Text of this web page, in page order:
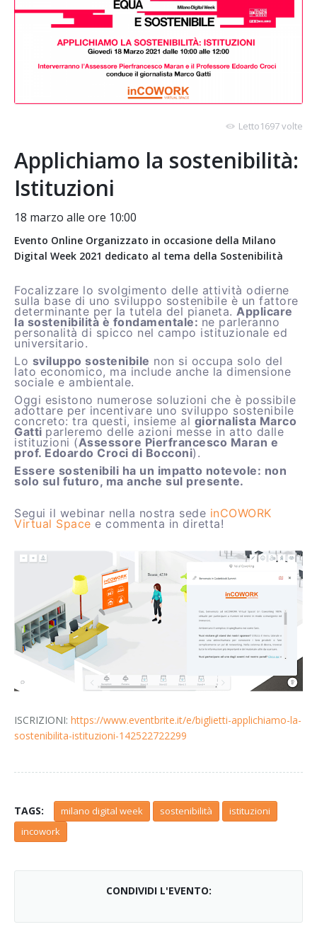
Letto1697 volte
Applichiamo la sostenibilità:
Istituzioni
18 marzo alle ore 10:00
Evento Online Organizzato in occasione della Milano
Digital Week 2021 dedicato al tema della Sostenibilità
Focalizzare lo svolgimento delle attività odierne
sulla base di uno sviluppo sostenibile è un fattore
determinante per la tutela del pianeta. Applicare
la sostenibilità è fondamentale: ne parleranno
personalità di spicco nel campo istituzionale ed
universitario.
Lo sviluppo sostenibile non si occupa solo del
lato economico, ma include anche la dimensione
sociale e ambientale.
Oggi esistono numerose soluzioni che è possibile
adottare per incentivare uno sviluppo sostenibile
concreto: tra questi, insieme al giornalista Marco
Gatti parleremo delle azioni messe in atto dalle
istituzioni (Assessore Pierfrancesco Maran e
prof. Edoardo Croci di Bocconi).
Essere sostenibili ha un impatto notevole: non
solo sul futuro, ma anche sul presente.
Segui il webinar nella nostra sede inCOWORK
Virtual Space e commenta in diretta!
ISCRIZIONI: https://www.eventbrite.it/e/biglietti-applichiamo-la-
sostenibilita-istituzioni-142522722299
TAGS: milano digital week sostenibilità
istituzioni
incowork
CONDIVIDI L'EVENTO: